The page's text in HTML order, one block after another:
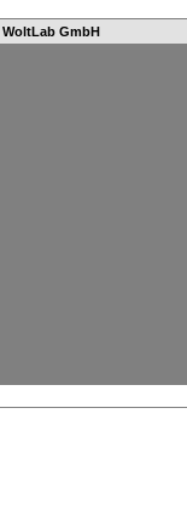
WoltLab GmbH